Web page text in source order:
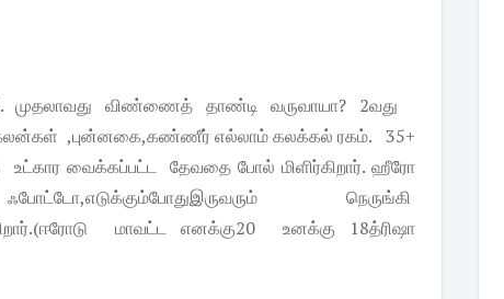
முதலாவது விண்ணைத் தாண்டி வருவாயா? 2வது
,புன்னகை,கண்ணீர் எல்லாம் கலக்கல் ரகம். 35+
உட்கார வைக்கப்பட்ட தேவதை போல் மிளிர்கிறார். ஹீரோ
நெருங்கி
மாவட்ட எனக்கு20 உனக்கு 18த்ரிஷா